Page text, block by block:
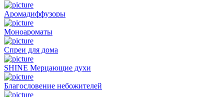
Аромадиффузоры
Моноароматы
Спреи для дома
SHINE Мерцающие духи
Благословение небожителей